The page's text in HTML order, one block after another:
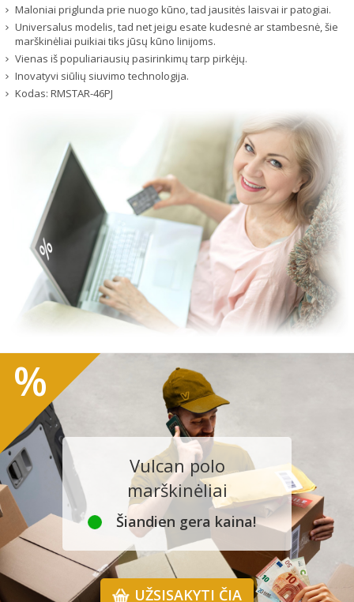
Maloniai priglunda prie nuogo kūno, tad jausitės laisvai ir patogiai.
Universalus modelis, tad net jeigu esate kudesnė ar stambesnė, šie
marškinėliai puikiai tiks jūsų kūno linijoms.
Vienas iš populiariausių pasirinkimų tarp pirkėjų.
Inovatyvi siūlių siuvimo technologija.
Kodas: RMSTAR-46PJ
Vulcan polo
marškinėliai
Šiandien gera kaina!
UŽSISAKYTI ČIA
%